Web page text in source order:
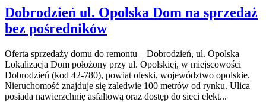
Dobrodzień ul. Opolska Dom na sprzedaż
bez pośredników
Oferta sprzedaży domu do remontu – Dobrodzień, ul. Opolska
Lokalizacja Dom położony przy ul. Opolskiej, w miejscowości
Dobrodzień (kod 42-780), powiat oleski, województwo opolskie.
Nieruchomość znajduje się zaledwie 100 metrów od rynku. Ulica
posiada nawierzchnię asfaltową oraz dostęp do sieci elekt...